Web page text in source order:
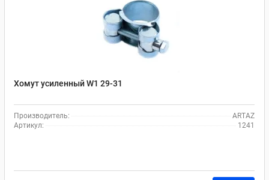
Хомут усиленный W1 29-31
Производитель:
ARTAZ
Артикул:
1241